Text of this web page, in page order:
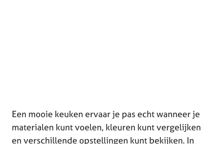
Een mooie keuken ervaar je pas echt wanneer je
materialen kunt voelen, kleuren kunt vergelijken
en verschillende opstellingen kunt bekijken. In